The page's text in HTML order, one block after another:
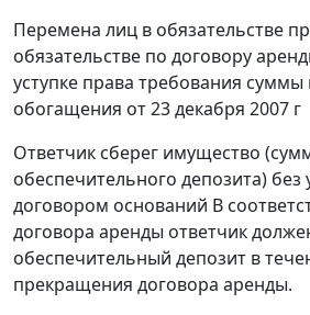
Перемена лиц в обязательстве
обязательстве по договору
уступке права требования
обогащения от 23 декабря 2007 г
Ответчик сберег имущество
обеспечительного депозита) без
договором оснований В
договора аренды ответчик
обеспечительный депозит в
прекращения договора аренды.